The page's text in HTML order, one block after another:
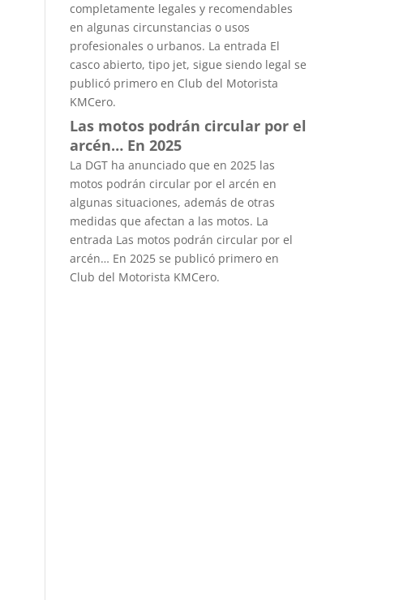
completamente legales y recomendables
en algunas circunstancias o usos
profesionales o urbanos. La entrada El
casco abierto, tipo jet, sigue siendo legal se
publicó primero en Club del Motorista
KMCero.
Las motos podrán circular por el
arcén… En 2025
La DGT ha anunciado que en 2025 las
motos podrán circular por el arcén en
algunas situaciones, además de otras
medidas que afectan a las motos. La
entrada Las motos podrán circular por el
arcén… En 2025 se publicó primero en
Club del Motorista KMCero.